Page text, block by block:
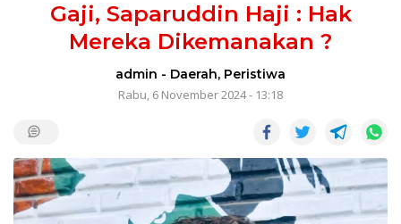
Gaji, Saparuddin Haji : Hak
Mereka Dikemanakan ?
admin - Daerah, Peristiwa
Rabu, 6 November 2024 - 13:18